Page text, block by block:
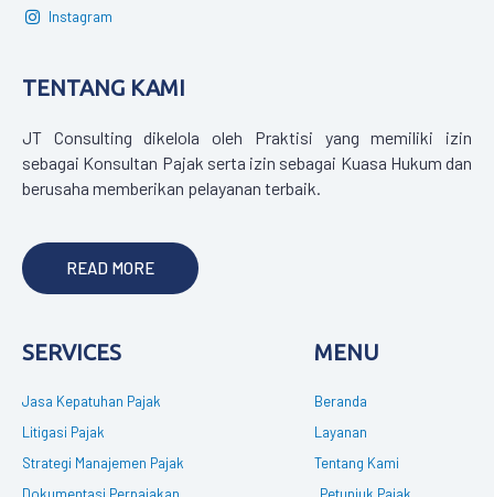
Instagram
TENTANG KAMI
JT Consulting dikelola oleh Praktisi yang memiliki izin
sebagai Konsultan Pajak serta izin sebagai Kuasa Hukum dan
berusaha memberikan pelayanan terbaik.
READ MORE
SERVICES
Jasa Kepatuhan Pajak
Litigasi Pajak
Strategi Manajemen Pajak
MENU
Beranda
Layanan
Tentang Kami